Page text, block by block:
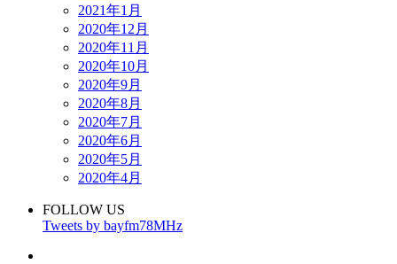
2021年1月
2020年12月
2020年11月
2020年10月
2020年9月
2020年8月
2020年7月
2020年6月
2020年5月
2020年4月
FOLLOW US
Tweets by bayfm78MHz